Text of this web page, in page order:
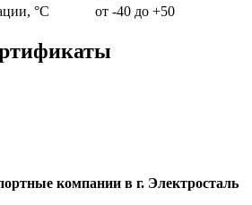
°C
от -40 до +50
компании в г. Электросталь